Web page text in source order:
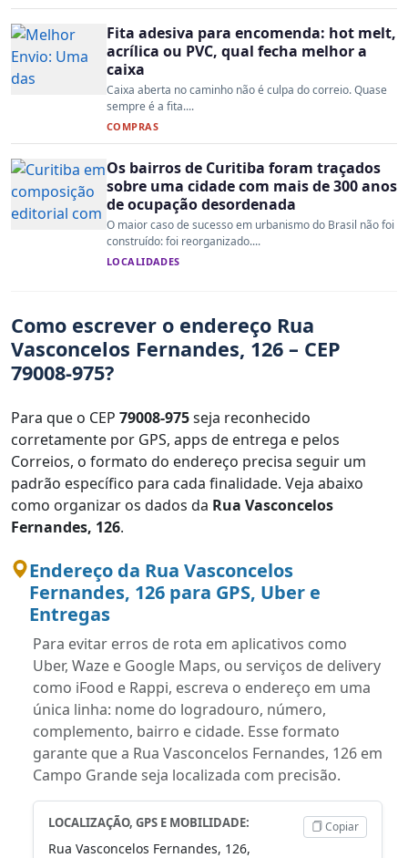
Fita adesiva para encomenda: hot melt,
acrílica ou PVC, qual fecha melhor a
caixa
Caixa aberta no caminho não é culpa do correio. Quase
sempre é a fita....
COMPRAS
Os bairros de Curitiba foram traçados
sobre uma cidade com mais de 300 anos
de ocupação desordenada
O maior caso de sucesso em urbanismo do Brasil não foi
construído: foi reorganizado....
LOCALIDADES
Como escrever o endereço Rua
Vasconcelos Fernandes, 126 – CEP
79008-975?
Para que o CEP 79008-975seja reconhecido
corretamente por GPS, apps de entrega e pelos
Correios, o formato do endereço precisa seguir um
padrão específico para cada finalidade. Veja abaixo
como organizar os dados da Rua Vasconcelos
Fernandes, 126.
Endereço da Rua Vasconcelos
Fernandes, 126 para GPS, Uber e
Entregas
Para evitar erros de rota em aplicativos como
Uber, Waze e Google Maps, ou serviços de delivery
como iFood e Rappi, escreva o endereço em uma
única linha: nome do logradouro, número,
complemento, bairro e cidade. Esse formato
garante que a Rua Vasconcelos Fernandes, 126 em
Campo Grande seja localizada com precisão.
LOCALIZAÇÃO, GPS E MOBILIDADE:
Rua Vasconcelos Fernandes, 126,
Copiar